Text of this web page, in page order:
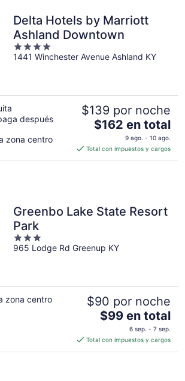
por
noche
Delta Hotels by Marriott
Ashland Downtown
4
out
1441 Winchester Avenue Ashland KY
después
zona centro
$139 por noche
El
es
de
por
noche
$162 en total
9 ago. - 10 ago.
Total con impuestos y cargos
Greenbo Lake State Resort
Park
3
out
965 Lodge Rd Greenup KY
zona centro $90 por noche
El
es
de
$99 en total
6 sep. - 7 sep.
Total con impuestos y cargos